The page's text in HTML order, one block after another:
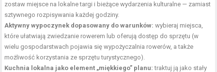
zostaw miejsce na lokalne targi i bieżące wydarzenia kulturalne — zamiast
sztywnego rozpisywania każdej godziny.
Aktywny wypoczynek dopasowany do warunków: wybieraj miejsca,
które ułatwiają zwiedzanie rowerem lub oferują dostęp do sprzętu (w
wielu gospodarstwach pojawia się wypożyczalnia rowerów, a także
możliwość korzystania ze sprzętu turystycznego).
Kuchnia lokalna jako element „miękkiego” planu: traktuj ją jako stały